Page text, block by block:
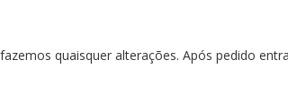
quaisquer alterações. Após pedido